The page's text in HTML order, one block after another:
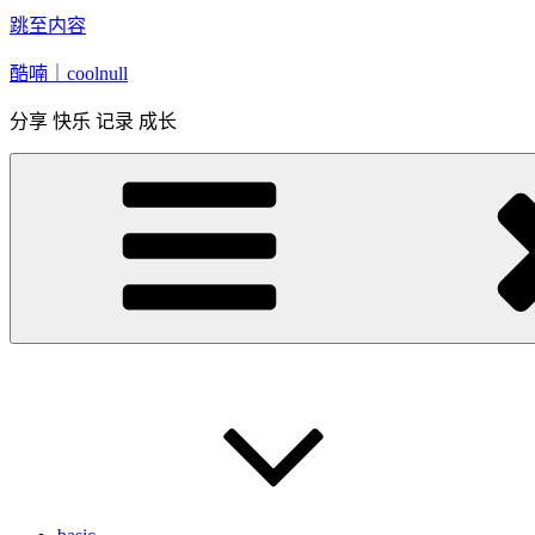
跳至内容
酷喃｜coolnull
分享 快乐 记录 成长